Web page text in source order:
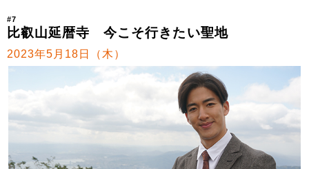
#7
比叡山延暦寺 今こそ行きたい聖地
2023年5月18日（木）